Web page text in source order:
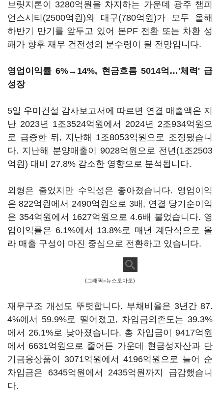
브릿지론이 3280억원을 차지하는 가운데 광주 챔피
언스시티(2500억원)와 대구(780억원)가 모두 올해
하반기 만기를 앞두고 있어 본PF 전환 또는 차환 성
패가 향후 재무 건전성의 분수령이 될 전망입니다.
영업이익률 6%→14%, 현금흐름 5014억…'체력' 급
성장
5일 우미건설 감사보고서에 따르면 연결 매출액은 지
난 2023년 1조3524억원에서 2024년 2조934억원으
로 급증한 뒤, 지난해 1조8053억원으로 조정됐습니
다. 지난해 분양매출이 9028억원으로 전년(1조2503
억원) 대비 27.8% 감소한 영향으로 분석됩니다.
외형은 줄었지만 수익성은 좋아졌습니다. 영업이익
은 822억원에서 2490억원으로 3배, 연결 당기순이익
은 354억원에서 1627억원으로 4.6배 불었습니다. 영
업이익률은 6.1%에서 13.8%로 매년 계단식으로 올
라 매출 구성이 마진 중심으로 전환하고 있습니다.
(그래픽=뉴스토마토)
재무구조 개선도 뚜렷합니다. 부채비율은 3년간 87.
4%에서 59.9%로 떨어졌고, 차입금의존도는 39.3%
에서 26.1%로 낮아졌습니다. 총 차입금이 9417억원
에서 6631억원으로 줄어든 가운데 현금성자산과 단
기금융상품이 3071억원에서 4196억원으로 늘어 순
차입금은 6345억원에서 2435억원까지 급감했습니
다.